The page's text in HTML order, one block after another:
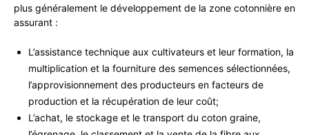
plus généralement le développement de la zone cotonnière en
assurant :
L’assistance technique aux cultivateurs et leur formation, la
multiplication et la fourniture des semences sélectionnées,
l’approvisionnement des producteurs en facteurs de
production et la récupération de leur coût;
L’achat, le stockage et le transport du coton graine,